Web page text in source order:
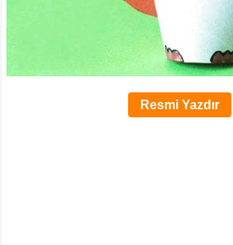
Resmi Yazdır